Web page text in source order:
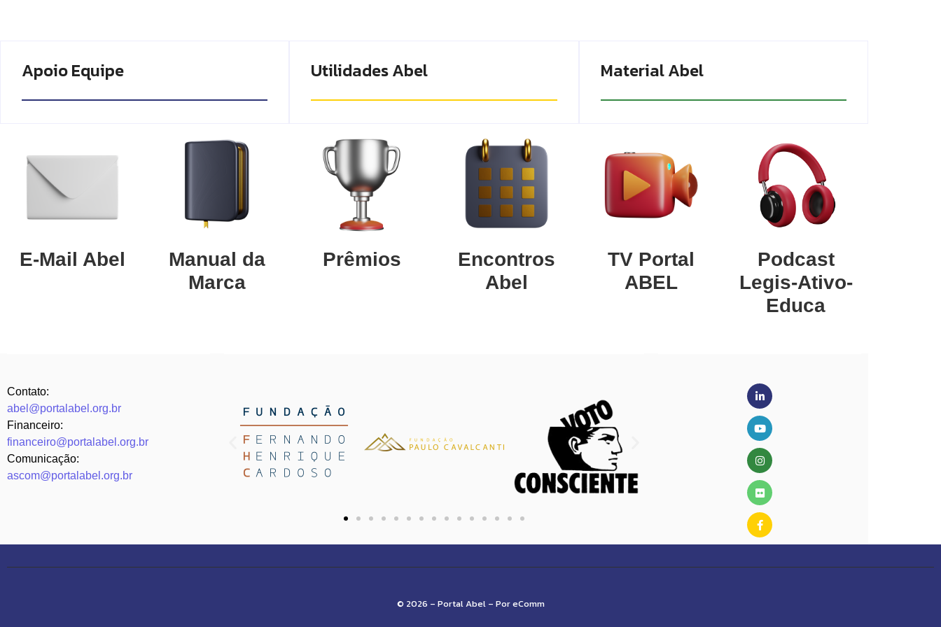
Apoio Equipe
E-Mail Abel
Manual da
Marca
Utilidades Abel
Prêmios
Encontros
Abel
Material Abel
TV Portal
ABEL
Podcast
Legis-Ativo-
Educa
Contato:
abel@portalabel.org.br
Financeiro:
financeiro@portalabel.org.br
Comunicação:
ascom@portalabel.org.br
© 2026 – Portal Abel – Por eComm